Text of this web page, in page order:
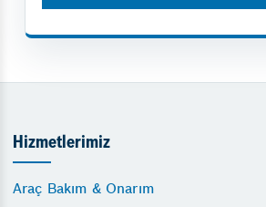
Hizmetlerimiz
Araç Bakım & Onarım